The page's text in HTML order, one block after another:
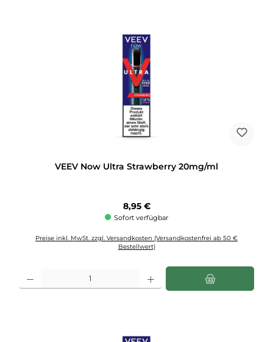
VEEV Now Ultra Strawberry 20mg/ml
Regulärer Preis:
8,95 €
Sofort verfügbar
Preise inkl. MwSt. zzgl. Versandkosten (Versandkostenfrei ab 50 €
Bestellwert)